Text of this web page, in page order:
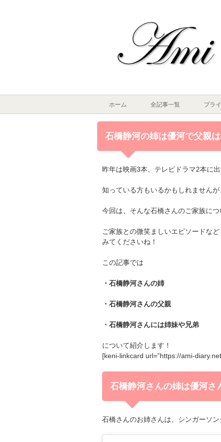
ホーム 全記事一覧 プラ
石橋静河の姉は優河で父親
昨年は映画3本、テレビドラマ2本に出
知っている方もいるかもしれません
今回は、そんな石橋さんのご家族につ
ご家族との微笑ましいエピソードな
みてくださいね！
この記事では
・石橋静河さんの姉
・石橋静河さんの父親
・石橋静河さんには姉妹や兄弟
について紹介します！
[keni-linkcard url=”https://ami-
石橋静河さんの姉は優河さ
石橋さんのお姉さんは、 シンガーソ